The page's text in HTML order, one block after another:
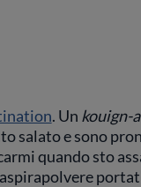
. Un kouign-
salato e sono
quando sto